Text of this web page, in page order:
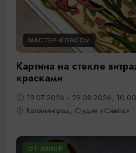
МАСТЕР-КЛАССЫ
Картина на стекле
красками
19.07.2026 - 29.08.2026,
Калининград, Студия «Стёкла»
ОТ 3000₽